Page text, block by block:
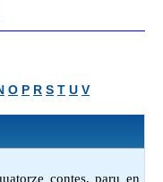
O P R S T U V
contes, paru en